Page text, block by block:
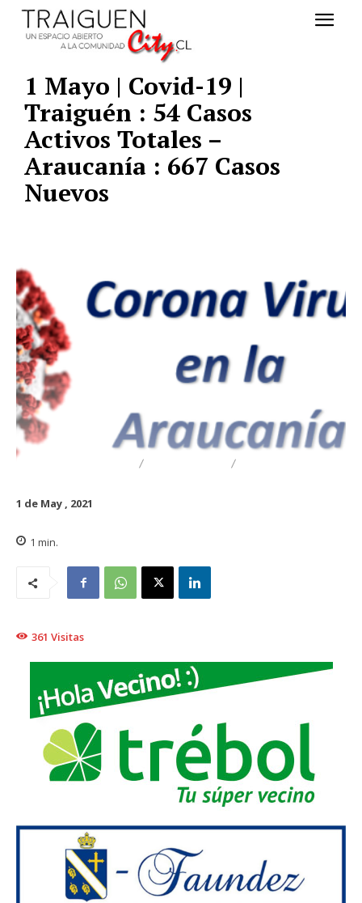
1 Mayo | Covid-19 |
Traiguén : 54 Casos
Activos Totales –
Araucanía : 667 Casos
Nuevos
1 de May , 2021
1 min.
361 Visitas